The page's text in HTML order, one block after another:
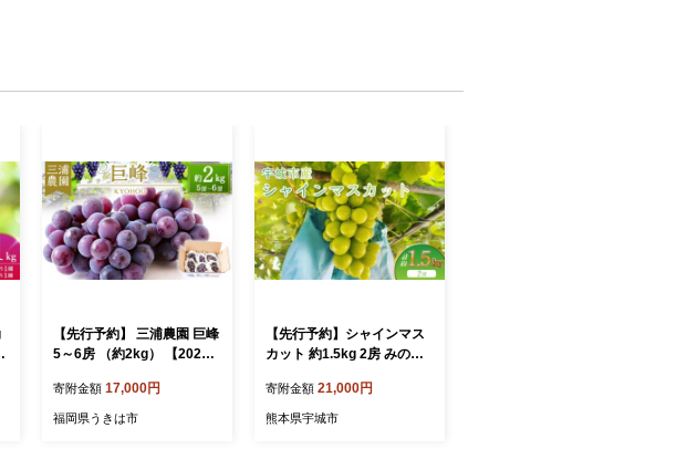
【先行予約】 三浦農園 巨峰
5～6房 （約2kg） 【2026
予定】 葡萄 ぶどう ブドウ
果物 くだもの フルーツ 果
寄附金額 17,000円
福岡県うきは市
【先行予約】シャインマス
カット 約1.5kg 2房 みのだ
ト ぶどう 葡萄 果物 フルー
ツ 旬 冷蔵 送料無料 熊本県
寄附金額 21,000円
熊本県宇城市